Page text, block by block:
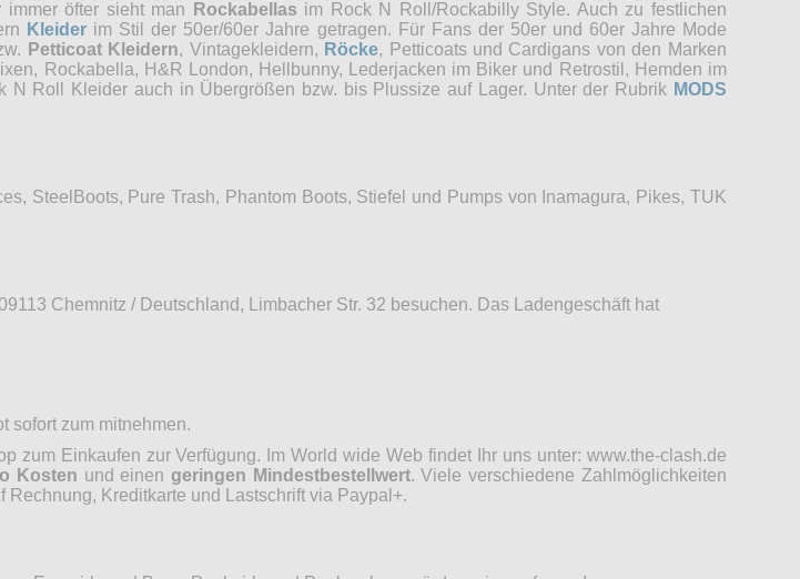
öfter sieht man
Rockabellas im Rock N Roll/Rockabilly Style. Auch zu festlichen
Kleider im Stil der 50er/60er Jahre getragen. Für Fans der 50er und 60er Jahre Mode
Petticoat Kleidern, Vintagekleidern, Röcke, Petticoats und Cardigans von den Marken
Rockabella, H&R London, Hellbunny, Lederjacken im Biker und Retrostil, Hemden im
Roll Kleider auch in Übergrößen bzw. bis Plussize auf Lager. Unter der Rubrik MODS
SteelBoots, Pure Trash, Phantom Boots, Stiefel und Pumps von Inamagura, Pikes, TUK
Chemnitz / Deutschland, Limbacher Str. 32 besuchen. Das Ladengeschäft hat
sofort zum mitnehmen.
zum Einkaufen zur Verfügung. Im World wide Web findet Ihr uns unter: www.the-clash.de
Kosten und einengeringen Mindestbestellwert. Viele verschiedene Zahlmöglichkeiten
Kreditkarte und Lastschrift via Paypal+.